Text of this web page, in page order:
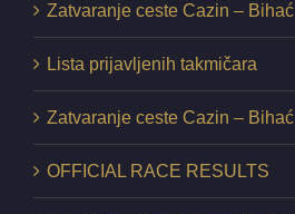
Zatvaranje ceste Cazin – Bihać
Lista prijavljenih takmičara
Zatvaranje ceste Cazin – Bihać
OFFICIAL RACE RESULTS